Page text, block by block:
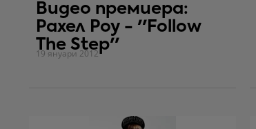
Видео премиера:
Рахел Роу - ''Follow
The Step''
19 януари 2012